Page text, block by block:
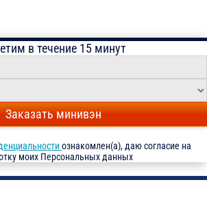
в течение 15 минут
Заказать минивэн
ознакомлен(а), даю согласие на
моих Персональных данных